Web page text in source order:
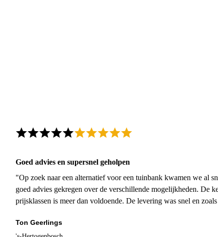
Goed advies en supersnel geholpen
"Op zoek naar een alternatief voor een tuinbank kwamen we al
goed advies gekregen over de verschillende mogelijkheden. De
prijsklassen is meer dan voldoende. De levering was snel en
Ton Geerlings